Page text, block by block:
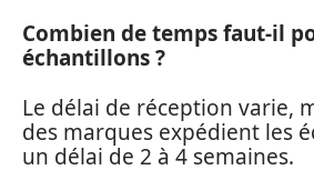
Combien de temps faut-il
échantillons ?
Le délai de réception varie,
des marques expédient les
un délai de 2 à 4 semaines.